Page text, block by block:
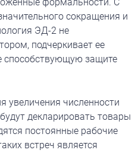
сокращения и
ЭД-2 не
подчеркивает ее
способствующую защите
увеличения численности
декларировать товары
постоянные рабочие
встреч является